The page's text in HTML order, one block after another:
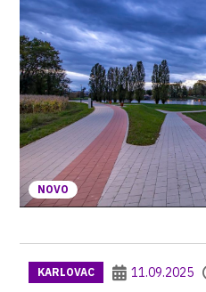
NOVO
KARLOVAC 11.09.2025